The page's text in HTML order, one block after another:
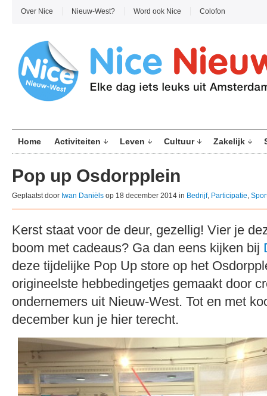
Over Nice Nieuw-West? Word ook Nice Colofon
Home Activiteiten Leven Cultuur Zakelijk
Pop up Osdorpplein
Geplaatst door Iwan Daniëls op 18 december 2014 in Bedrijf, Participatie,
Kerst staat voor de deur, gezellig! Vier je
boom met cadeaus? Ga dan eens kijken bij
deze tijdelijke Pop Up store op het
origineelste hebbedingetjes gemaakt door
ondernemers uit Nieuw-West. Tot en met
december kun je hier terecht.